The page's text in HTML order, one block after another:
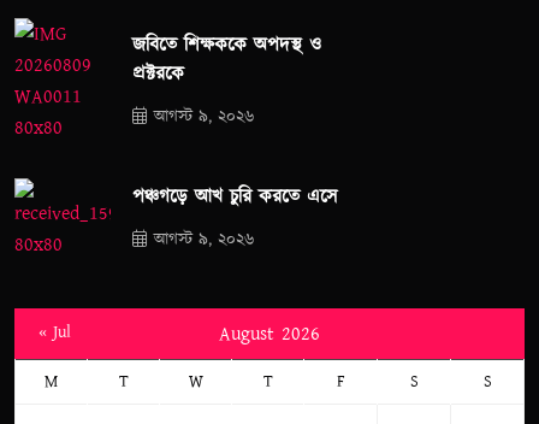
জবিতে শিক্ষককে অপদস্থ ও
প্রক্টরকে
আগস্ট ৯, ২০২৬
পঞ্চগড়ে আখ চুরি করতে এসে
আগস্ট ৯, ২০২৬
August 2026
M T W T F S S
« Jul